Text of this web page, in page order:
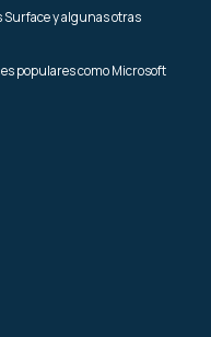
y algunas otras
populares como Microsoft